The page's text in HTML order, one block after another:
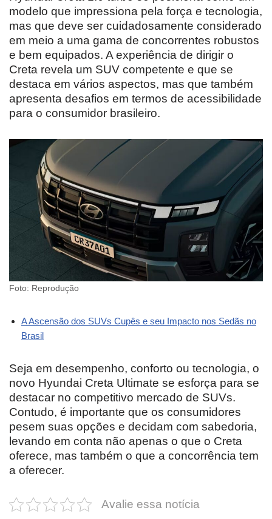
modelo que impressiona pela força e tecnologia,
mas que deve ser cuidadosamente considerado
em meio a uma gama de concorrentes robustos
e bem equipados. A experiência de dirigir o
Creta revela um SUV competente e que se
destaca em vários aspectos, mas que também
apresenta desafios em termos de acessibilidade
para o consumidor brasileiro.
Foto: Reprodução
A Ascensão dos SUVs Cupês e seu Impacto nos Sedãs no
Brasil
Seja em desempenho, conforto ou tecnologia, o
novo Hyundai Creta Ultimate se esforça para se
destacar no competitivo mercado de SUVs.
Contudo, é importante que os consumidores
pesem suas opções e decidam com sabedoria,
levando em conta não apenas o que o Creta
oferece, mas também o que a concorrência tem
a oferecer.
Avalie essa notícia